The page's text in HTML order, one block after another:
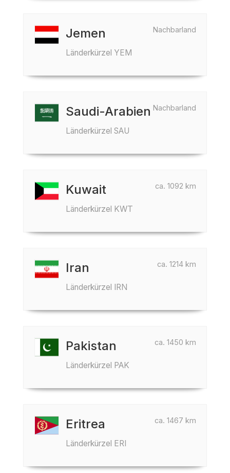
Nachbarland
Jemen
Länderkürzel YEM
Nachbarland
Saudi-Arabien
Länderkürzel SAU
ca. 1092 km
Kuwait
Länderkürzel KWT
ca. 1214 km
Iran
Länderkürzel IRN
ca. 1450 km
Pakistan
Länderkürzel PAK
ca. 1467 km
Eritrea
Länderkürzel ERI